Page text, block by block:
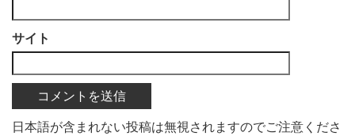
サイト
日本語が含まれない投稿は無視されますのでご注意くださ